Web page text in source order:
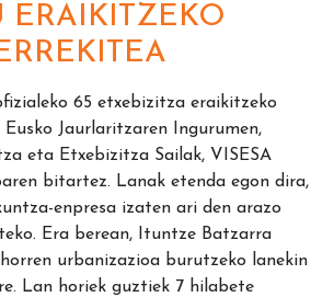
ERAIKITZEKO
65 etxebizitza eraikitzeko
Eusko Jaurlaritzaren Ingurumen,
eta Etxebizitza Sailak, VISESA
bitartez. Lanak etenda egon dira,
enpresa izaten ari den arazo
Era berean, Ituntze Batzarra
urbanizazioa burutzeko lanekin
Lan horiek guztiek 7 hilabete